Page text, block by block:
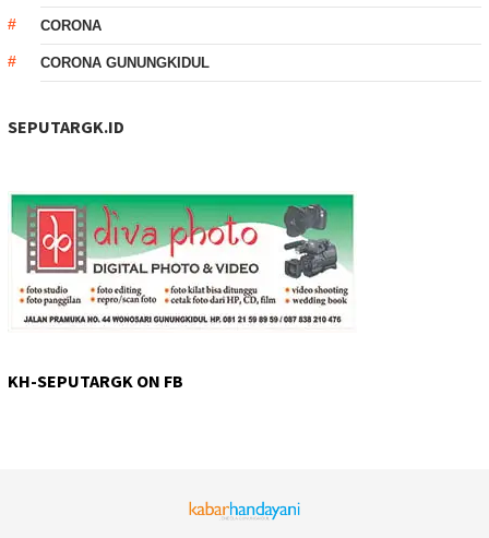
CORONA
CORONA GUNUNGKIDUL
SEPUTARGK.ID
KH-SEPUTARGK ON FB